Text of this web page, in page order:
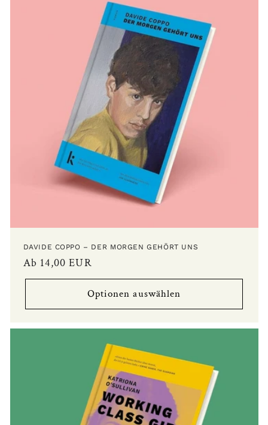
DAVIDE COPPO – DER MORGEN GEHÖRT UNS
Normaler
Preis
Ab 14,00 EUR
Optionen auswählen